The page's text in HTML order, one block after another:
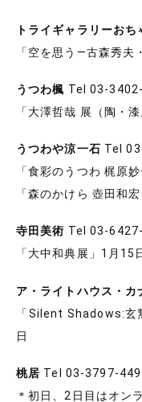
トライギャラリーおち
「空を思う―古森秀夫
うつわ楓 Tel 03-
「大澤哲哉 展（陶・
うつわや涼一石 Tel
「食彩のうつわ 梶原
「森のかけら 壺田和
寺田美術 Tel 03-
「大中和典展」1月15
ア・ライトハウス・カ
「Silent Shadows:
日
桃居 Tel 03-3797-
＊初日、2日目はオン